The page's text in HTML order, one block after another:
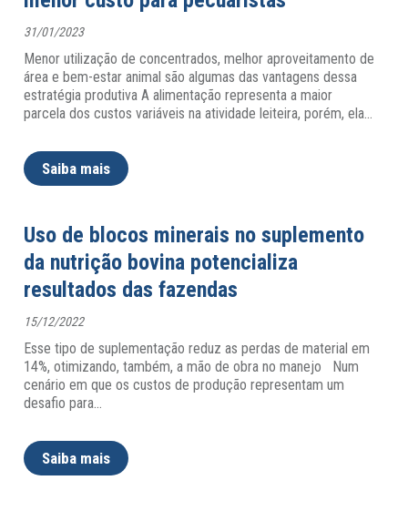
31/01/2023
Menor utilização de concentrados, melhor aproveitamento de
área e bem-estar animal são algumas das vantagens dessa
estratégia produtiva A alimentação representa a maior
parcela dos custos variáveis na atividade leiteira, porém, ela…
Saiba mais
Uso de blocos minerais no suplemento
da nutrição bovina potencializa
resultados das fazendas
15/12/2022
Esse tipo de suplementação reduz as perdas de material em
14%, otimizando, também, a mão de obra no manejo Num
cenário em que os custos de produção representam um
desafio para…
Saiba mais